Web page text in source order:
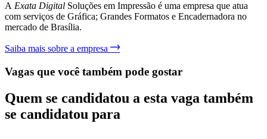
A Exata Digital Soluções em Impressão é uma empresa que atua
com serviços de Gráfica; Grandes Formatos e Encadernadora no
mercado de Brasília.
Saiba mais sobre a empresa
Vagas que você também pode gostar
Quem se candidatou a esta vaga também
se candidatou para